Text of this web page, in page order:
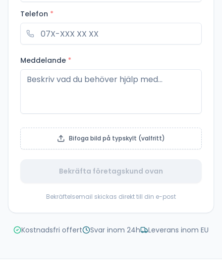
Telefon *
Meddelande *
Bifoga bild på typskylt (valfritt)
Bekräfta företagskund ovan
Bekräftelsemail skickas direkt till din e-post
Kostnadsfri offert Svar inom 24h Leverans inom EU